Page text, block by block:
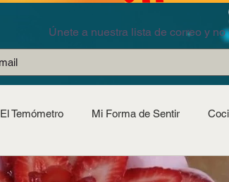
Únete a nuestra lista de correo y
El Temómetro Mi Forma de Sentir